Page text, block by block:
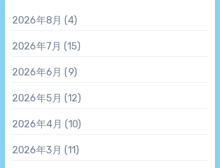
2026年8月 (4)
2026年7月 (15)
2026年6月 (9)
2026年5月 (12)
2026年4月 (10)
2026年3月 (11)